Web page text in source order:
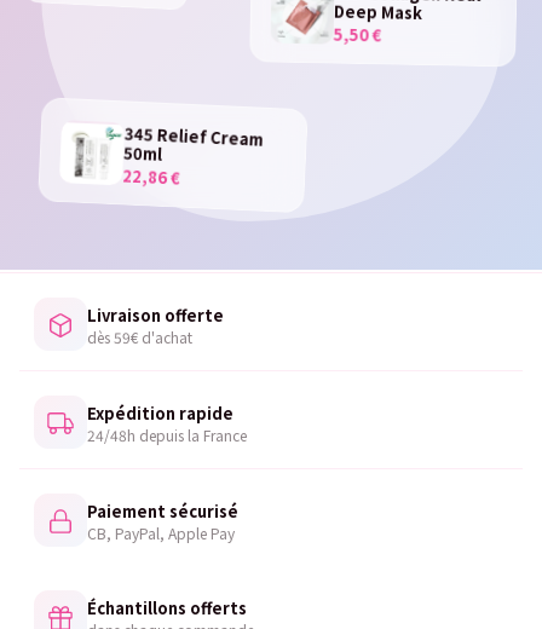
345 Relief Cream
50ml
22,86 €
Deep Mask
5,50 €
Livraison offerte
dès 59€ d'achat
Expédition rapide
24/48h depuis la France
Paiement sécurisé
CB, PayPal, Apple Pay
Échantillons offerts